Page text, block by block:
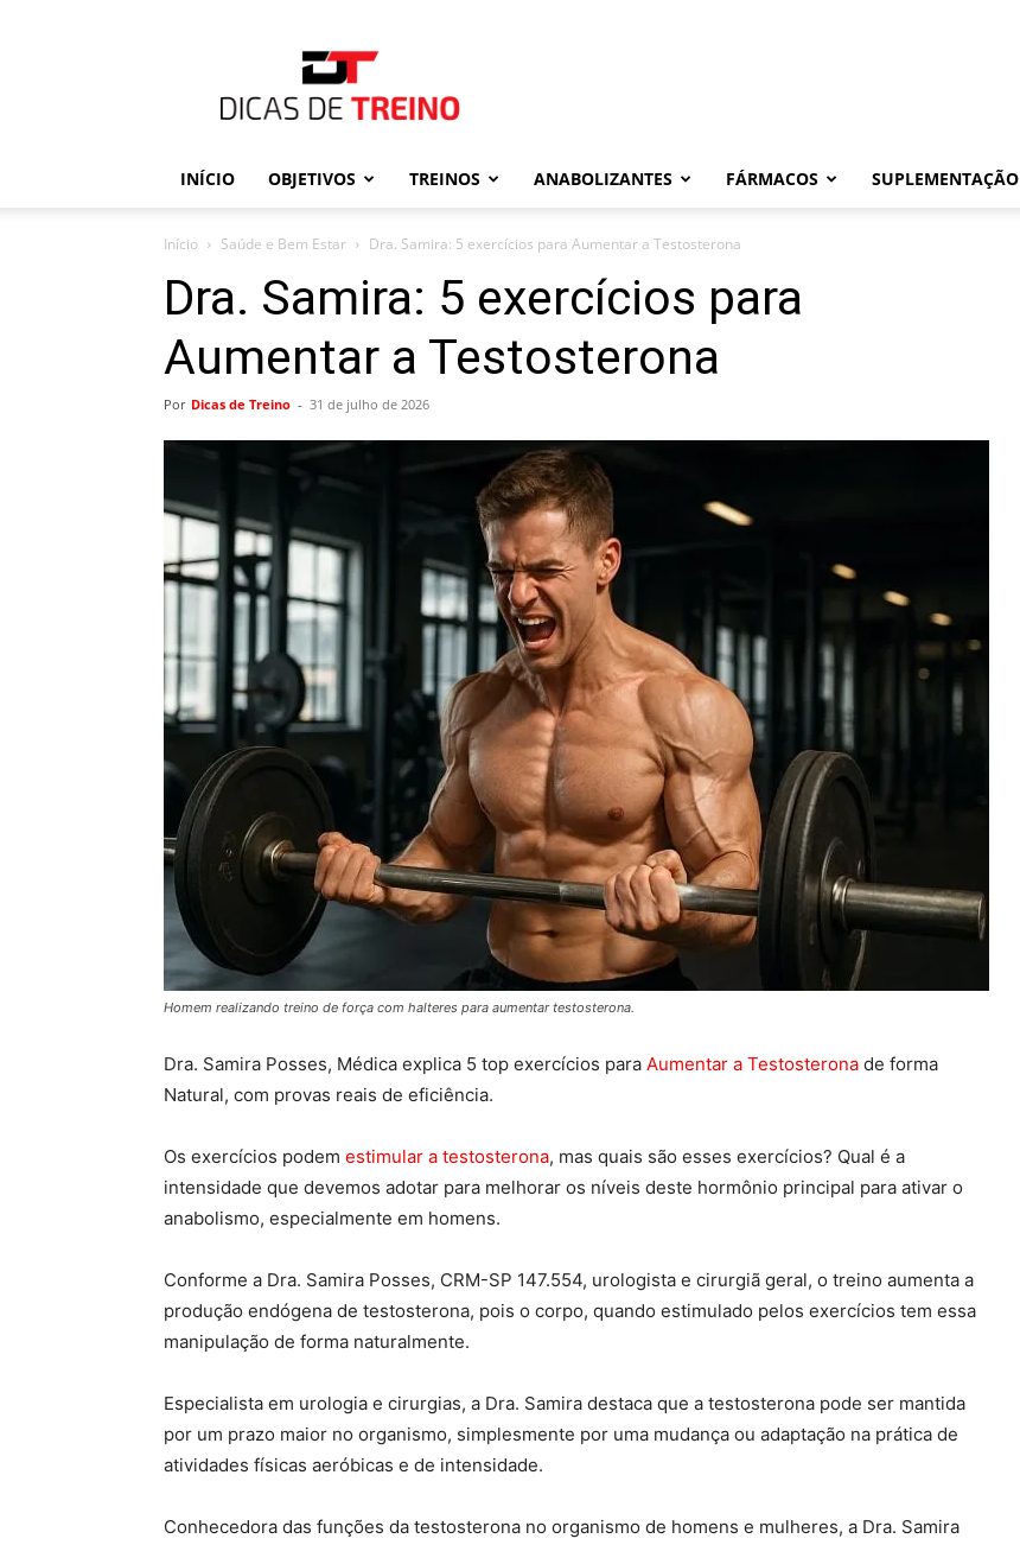
de
Treino
INÍCIO OBJETIVOS TREINOS ANABOLIZANTES FÁRMACOS SUPLEMENTAÇÃO
Início Saúde e Bem Estar Dra. Samira: 5 exercícios para Aumentar a Testosterona
Dra. Samira: 5 exercícios para
Aumentar a Testosterona
Por Dicas de Treino - 31 de julho de 2026
Homem realizando treino de força com halteres para aumentar testosterona.
Dra. Samira Posses, Médica explica 5 top exercícios para Aumentar a Testosterona de forma
Natural, com provas reais de eficiência.
Os exercícios podem estimular a testosterona, mas quais são esses exercícios? Qual é a
intensidade que devemos adotar para melhorar os níveis deste hormônio principal para ativar o
anabolismo, especialmente em homens.
Conforme a Dra. Samira Posses, CRM-SP 147.554, urologista e cirurgiã geral, o treino aumenta a
produção endógena de testosterona, pois o corpo, quando estimulado pelos exercícios tem essa
manipulação de forma naturalmente.
Especialista em urologia e cirurgias, a Dra. Samira destaca que a testosterona pode ser mantida
por um prazo maior no organismo, simplesmente por uma mudança ou adaptação na prática de
atividades físicas aeróbicas e de intensidade.
Conhecedora das funções da testosterona no organismo de homens e mulheres, a Dra. Samira